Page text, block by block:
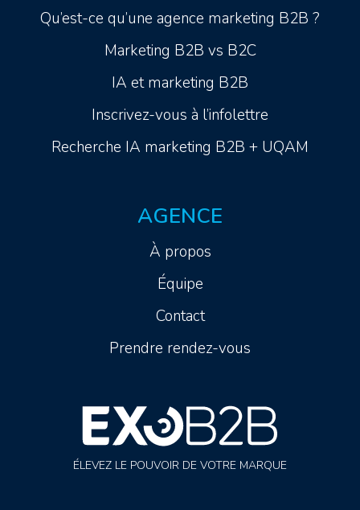
Qu’est-ce qu’une agence marketing B2B ?
Marketing B2B vs B2C
IA et marketing B2B
Inscrivez-vous à l’infolettre
Recherche IA marketing B2B + UQAM
AGENCE
À propos
Équipe
Contact
Prendre rendez-vous
ÉLEVEZ LE POUVOIR DE VOTRE MARQUE